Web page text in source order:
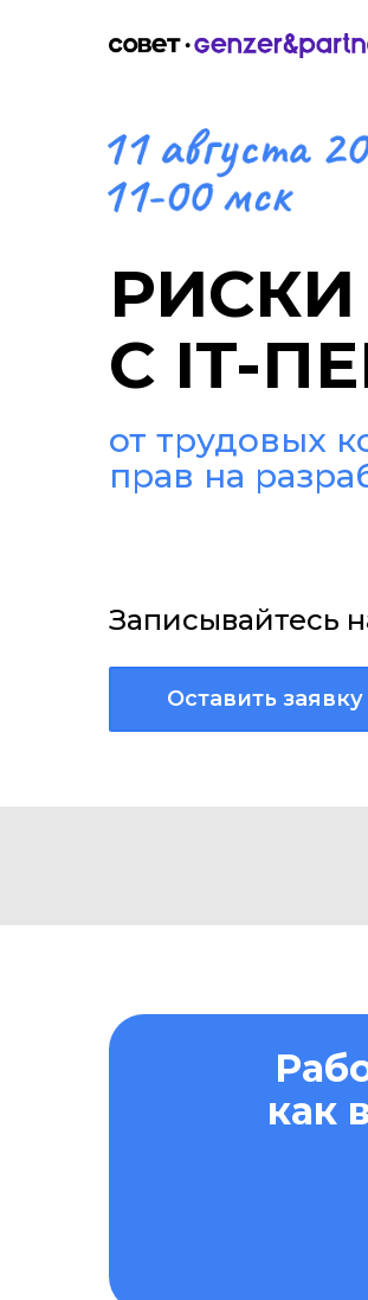
Оставить заявку
Записывайтесь
С IT-
от трудовых
прав на
как